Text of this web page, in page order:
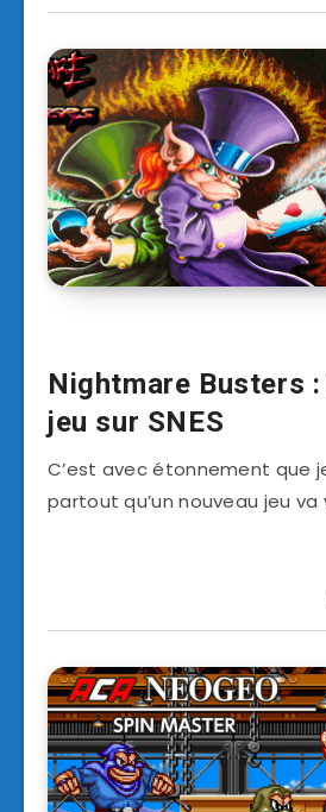
Nightmare Busters
jeu sur SNES
C’est avec étonnement que
partout qu’un nouveau jeu va